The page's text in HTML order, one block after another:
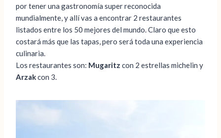
por tener una gastronomía super reconocida
mundialmente, y allí vas a encontrar 2 restaurantes
listados entre los 50 mejores del mundo. Claro que esto
costará más que las tapas, pero será toda una experiencia
culinaria.
Los restaurantes son: Mugaritz con 2 estrellas michelin y
Arzakcon 3.